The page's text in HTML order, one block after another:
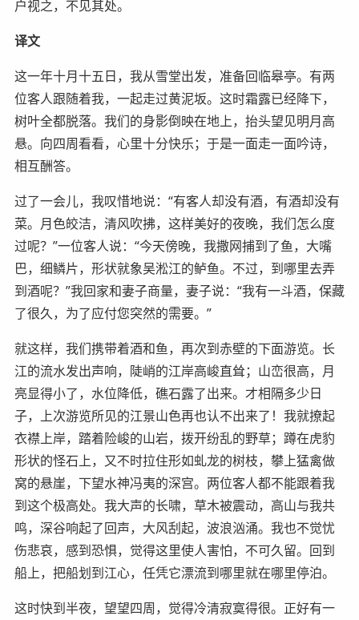
户视之，不见其处。
译文
这一年十月十五日，我从雪堂出发，准备回临皋亭。有两
位客人跟随着我，一起走过黄泥坂。这时霜露已经降下，
树叶全都脱落。我们的身影倒映在地上，抬头望见明月高
悬。向四周看看，心里十分快乐；于是一面走一面吟诗，
相互酬答。
过了一会儿，我叹惜地说：“有客人却没有酒，有酒却没有
菜。月色皎洁，清风吹拂，这样美好的夜晚，我们怎么度
过呢？”一位客人说：“今天傍晚，我撒网捕到了鱼，大嘴
巴，细鳞片，形状就象吴淞江的鲈鱼。不过，到哪里去弄
到酒呢？”我回家和妻子商量，妻子说：“我有一斗酒，保藏
了很久，为了应付您突然的需要。”
就这样，我们携带着酒和鱼，再次到赤壁的下面游览。长
江的流水发出声响，陡峭的江岸高峻直耸；山峦很高，月
亮显得小了，水位降低，礁石露了出来。才相隔多少日
子，上次游览所见的江景山色再也认不出来了！我就撩起
衣襟上岸，踏着险峻的山岩，拨开纷乱的野草；蹲在虎豹
形状的怪石上，又不时拉住形如虬龙的树枝，攀上猛禽做
窝的悬崖，下望水神冯夷的深宫。两位客人都不能跟着我
到这个极高处。我大声的长啸，草木被震动，高山与我共
鸣，深谷响起了回声，大风刮起，波浪汹涌。我也不觉忧
伤悲哀，感到恐惧，觉得这里使人害怕，不可久留。回到
船上，把船划到江心，任凭它漂流到哪里就在哪里停泊。
这时快到半夜，望望四周，觉得冷清寂寞得很。正好有一